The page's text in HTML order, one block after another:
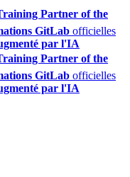
Partner of the
GitLab officielles
par l'IA
Partner of the
GitLab officielles
par l'IA